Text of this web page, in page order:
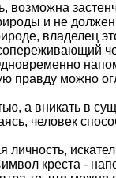
возможна
и не
владелец
правду можно
а вникать в
человек
личность,
креста -